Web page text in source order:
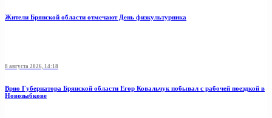
Жители Брянской области отмечают День физкультурника
8 августа 2026, 14:18
Врио Губернатора Брянской области Егор Ковальчук побывал с рабочей поездкой в
Новозыбкове